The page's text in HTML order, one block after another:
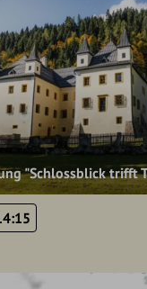
"Schlossblick trifft